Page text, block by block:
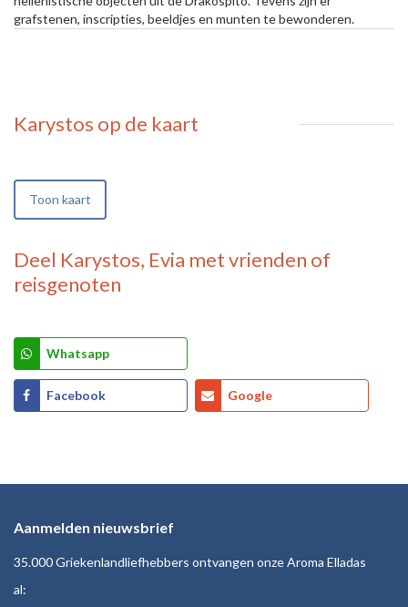
grafstenen, inscripties, beeldjes en munten te bewonderen.
Karystos op de kaart
Toon kaart
Deel Karystos, Evia met vrienden of
reisgenoten
Whatsapp
Facebook Google
Aanmelden nieuwsbrief
35.000 Griekenlandliefhebbers ontvangen onze Aroma Elladas
al: